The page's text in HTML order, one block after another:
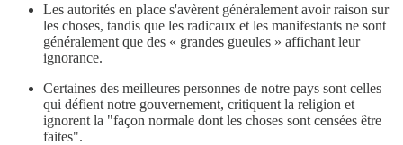
Les autorités en place s'avèrent généralement avoir raison sur
les choses, tandis que les radicaux et les manifestants ne sont
généralement que des « grandes gueules » affichant leur
ignorance.
Certaines des meilleures personnes de notre pays sont celles
qui défient notre gouvernement, critiquent la religion et
ignorent la "façon normale dont les choses sont censées être
faites".